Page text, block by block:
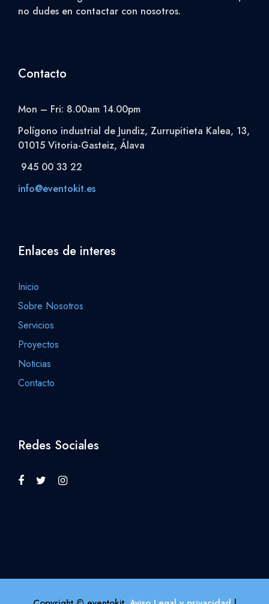
no dudes en contactar con nosotros.
Contacto
Mon – Fri: 8.00am 14.00pm
Polígono industrial de Jundiz, Zurrupitieta Kalea, 13,
01015 Vitoria-Gasteiz, Álava
945 00 33 22
info@eventokit.es
Enlaces de interes
Inicio
Sobre Nosotros
Servicios
Proyectos
Noticias
Contacto
Redes Sociales